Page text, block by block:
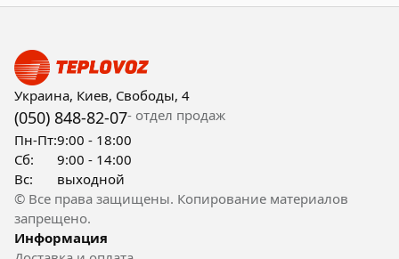
Украина, Киев, Свободы, 4
(050) 848-82-07- отдел продаж
Пн-Пт:9:00 - 18:00
Сб:
9:00 - 14:00
Вс:
выходной
© Все права защищены. Копирование материалов
запрещено.
Информация